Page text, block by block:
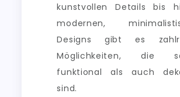
kunstvollen Details bis
modernen,
Designs gibt es
Möglichkeiten, die
funktional als auch
sind.